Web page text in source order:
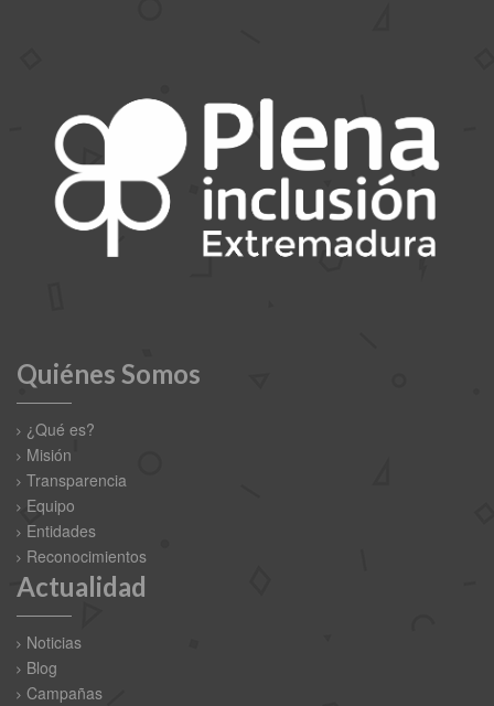
Quiénes Somos
¿Qué es?
Misión
Transparencia
Equipo
Entidades
Reconocimientos
Actualidad
Noticias
Blog
Campañas